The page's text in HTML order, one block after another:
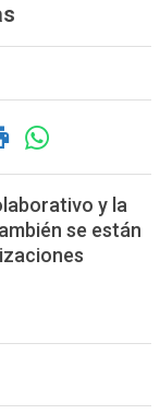
y la
se están